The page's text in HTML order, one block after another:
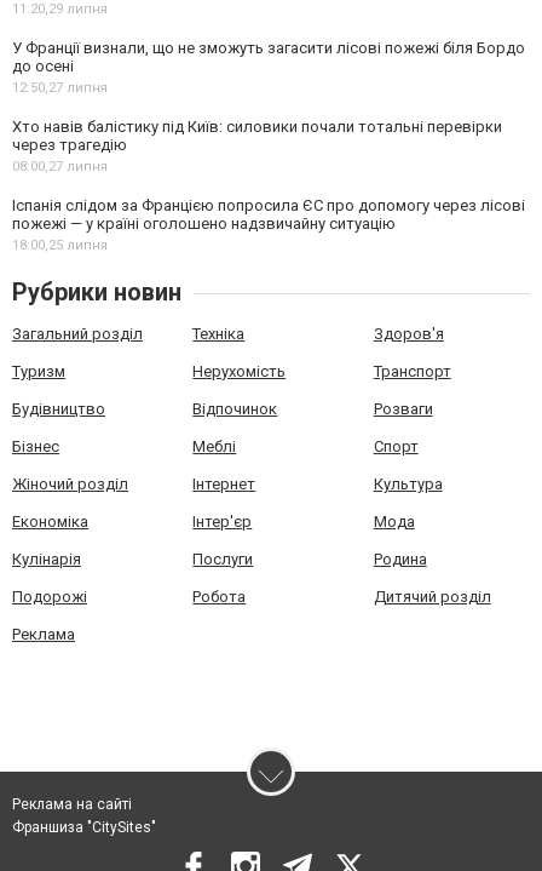
11:20,29 липня
У Франції визнали, що не зможуть загасити лісові пожежі біля Бордо
до осені
12:50,27 липня
Хто навів балістику під Київ: силовики почали тотальні перевірки
через трагедію
08:00,27 липня
Іспанія слідом за Францією попросила ЄС про допомогу через лісові
пожежі — у країні оголошено надзвичайну ситуацію
18:00,25 липня
Рубрики новин
Загальний розділ Техніка Здоров'я
Туризм Нерухомість Транспорт
Будівництво Відпочинок Розваги
Бізнес Меблі Спорт
Жіночий розділ Інтернет Культура
Економіка Інтер'єр Мода
Кулінарія Послуги Родина
Подорожі Робота Дитячий розділ
Реклама
Реклама на сайті
Франшиза "CitySites"